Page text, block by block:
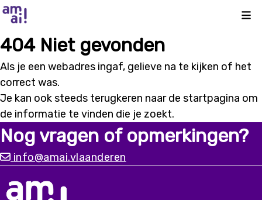
404 Niet gevonden
Als je een webadres ingaf, gelieve na te kijken of het
correct was.
Je kan ook steeds terugkeren naar de startpagina om
de informatie te vinden die je zoekt.
Nog vragen of opmerkingen?
info@amai.vlaanderen